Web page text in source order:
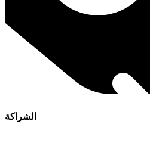
الشراكة